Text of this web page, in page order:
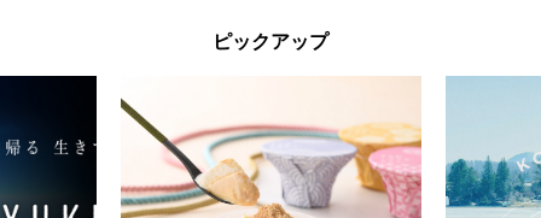
くの仲間の命を救い帰還させ、戦後まで生き抜き「幸運艦」と呼ばれ
主演は「雪風」の艦長・寺澤一利を演じる竹野内豊。先任伍長・早瀬
幸平を玉木宏が演じるほか、奥平大兼、田中麗奈、石丸幹二、益岡徹
など実力派俳優が共演。そして戦艦大和と運命を共にした帝国海軍・
第二艦隊司令長官、伊藤整一を中井貴一が圧倒的な存在感で演じ切
ピックアップ